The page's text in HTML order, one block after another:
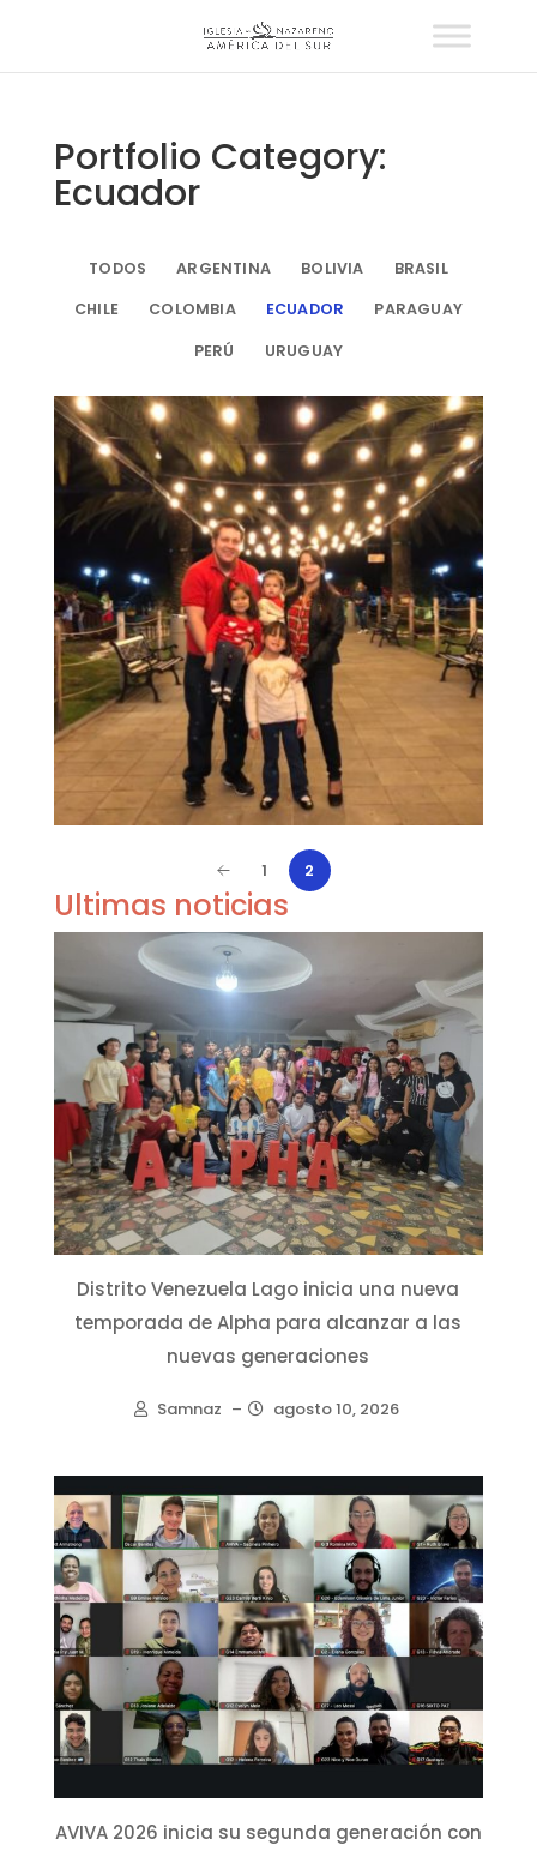
Portfolio Category:
Ecuador
TODOS ARGENTINA BOLIVIA BRASIL
CHILE COLOMBIA ECUADOR PARAGUAY
PERÚ URUGUAY
1 2
Ultimas noticias
Distrito Venezuela Lago inicia una nueva
temporada de Alpha para alcanzar a las
nuevas generaciones
Samnaz – agosto 10, 2026
AVIVA 2026 inicia su segunda generación con